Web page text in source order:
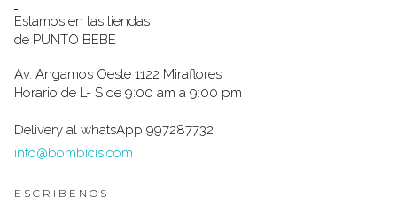
Estamos en las tiendas
de PUNTO BEBE
Av. Angamos Oeste 1122 Miraflores
Horario de L- S de 9:00 am a 9:00 pm
Delivery al whatsApp 997287732
info@bombicis.com
ESCRIBENOS